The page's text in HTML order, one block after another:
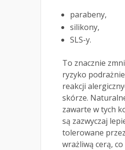
parabeny,
silikony,
SLS-y.
To znacznie
ryzyko
reakcji
skórze.
zawarte w tych
są zazwyczaj
tolerowane
wrażliwą cerą, co